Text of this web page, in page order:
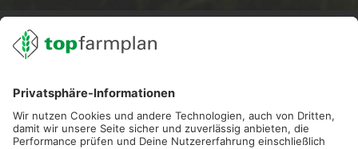
02501 801 44 84
service@topfarmplan.de